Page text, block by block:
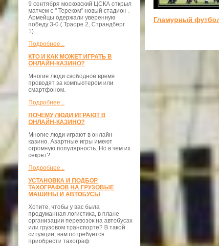
9 сентября московский ЦСКА открыл
матчем с " Тереком" новый стадион .
Армейцы одержали уверенную
победу 3-0 ( Траоре 2, Страндберг
1).
Подробнее...
КТО И КАК МОЖЕТ ИГРАТЬ В
ОНЛАЙН-КАЗИНО?
Многие люди свободное время
проводят за компьютером или
смартфоном.
Подробнее...
ПОЧЕМУ ЛЮДИ ИГРАЮТ В
ОНЛАЙН-КАЗИНО?
Многие люди играют в онлайн-
казино. Азартные игры имеют
огромную популярность. Но в чем их
секрет?
Подробнее...
УСТАНОВКА И ПОДБОР
ТАХОГРАФОВ НА ГРУЗОВЫЕ
МАШИНЫ И АВТОБУСЫ
Хотите, чтобы у вас была
продуманная логистика, в плане
организации перевозок на автобусах
или грузовом транспорте? В такой
ситуации, вам потребуется
приобрести тахограф
Гламурный